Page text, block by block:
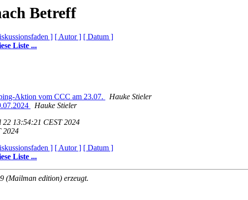
Betreff
] [ Autor ] [ Datum ]
Liste ...
Aktion vom CCC am 23.07.
Hauke Stieler
Hauke Stieler
22 13:54:21 CEST 2024
2024
] [ Autor ] [ Datum ]
Liste ...
(Mailman edition) erzeugt.